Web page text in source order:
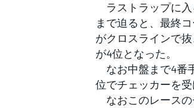
ラストラップに入
まで迫ると、最終
がクロスラインで
が4位となった。
なお中盤まで4番
位でチェッカーを受
なおこのレースの